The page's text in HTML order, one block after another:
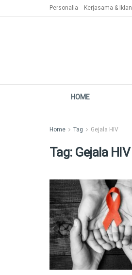
Personalia Kerjasama & Iklan
HOME
Home Tag Gejala HIV
Tag: Gejala HIV